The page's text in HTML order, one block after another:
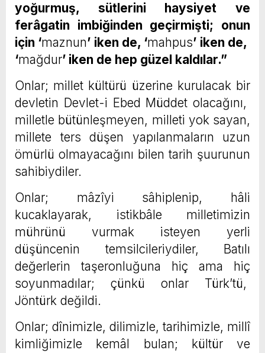
yoğurmuş, sütlerini haysiyet ve
ferâgatin imbiğinden geçirmişti; onun
için ‘maznun’ iken de, ‘mahpus’ iken de,
‘mağdur’ iken de hep güzel kaldılar.”
Onlar; millet kültürü üzerine kurulacak bir
devletin Devlet-i Ebed Müddet olacağını,
milletle bütünleşmeyen, milleti yok sayan,
millete ters düşen yapılanmaların uzun
ömürlü olmayacağını bilen tarih şuurunun
sahibiydiler.
Onlar; mâzîyi sâhiplenip, hâli
kucaklayarak, istikbâle milletimizin
mührünü vurmak isteyen yerli
düşüncenin temsilcileriydiler, Batılı
değerlerin taşeronluğuna hiç ama hiç
soyunmadılar; çünkü onlar Türk’tü,
Jöntürk değildi.
Onlar; dînimizle, dilimizle, tarihimizle, millî
kimliğimizle kemâl bulan; kültür ve